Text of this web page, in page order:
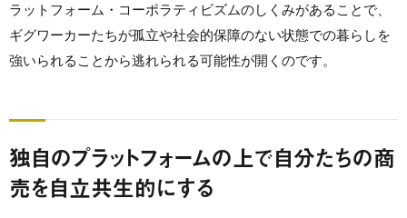
ラットフォーム・コーポラティビズムのしくみがあることで、
ギグワーカーたちが孤立や社会的保障のない状態での暮らしを
強いられることから逃れられる可能性が開くのです。
独自のプラットフォームの上で自分たちの商
売を自立共生的にする